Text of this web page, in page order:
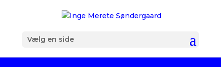
Vælg en side